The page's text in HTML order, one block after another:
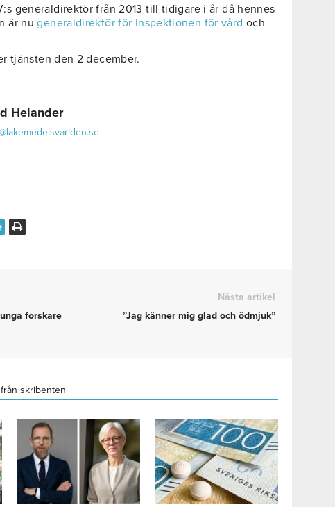
generaldirektör från 2013 till tidigare i år då hennes
är nugeneraldirektör för Inspektionen för vård och
tjänsten den 2 december.
Helander
forskare
Nästa artikel
”Jag känner mig glad och ödmjuk”
skribenten